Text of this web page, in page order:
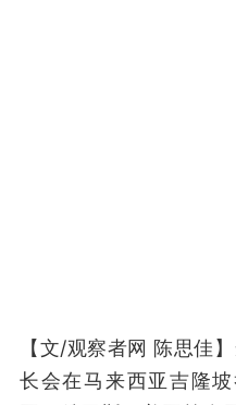
【文/观察者网 陈思佳
长会在马来西亚吉隆